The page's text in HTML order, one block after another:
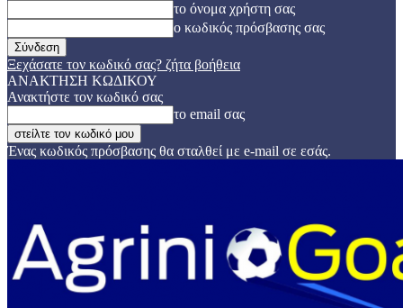
το όνομα χρήστη σας
ο κωδικός πρόσβασης σας
Ξεχάσατε τον κωδικό σας? ζήτα βοήθεια
ΑΝΑΚΤΗΣΗ ΚΩΔΙΚΟΥ
Ανακτήστε τον κωδικό σας
το email σας
Ένας κωδικός πρόσβασης θα σταλθεί με e-mail σε εσάς.